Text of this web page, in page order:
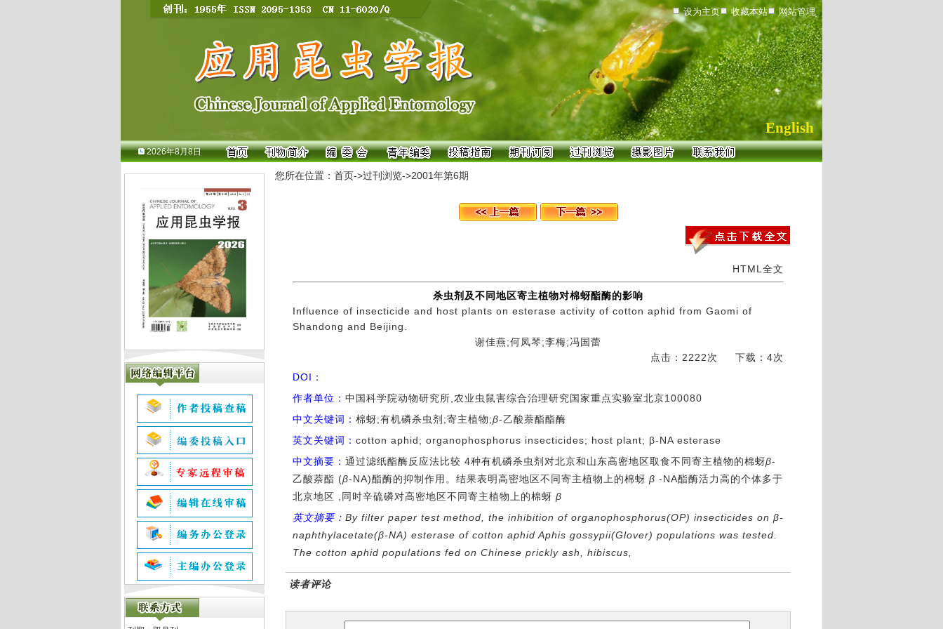
设为主页 收藏本站 网站管理
English
2026年8月8日
您所在位置： 首页->过刊浏览->2001年第6期
HTML全文
杀虫剂及不同地区寄主植物对棉蚜酯酶的影响
Influence of insecticide and host plants on esterase activity of cotton aphid from Gaomi of
Shandong and Beijing.
谢佳燕;何凤琴;李梅;冯国蕾
点击：2222次
下载：4次
DOI：
作者单位： 中国科学院动物研究所,农业虫鼠害综合治理研究国家重点实验室北京100080
中文关键词： 棉蚜;有机磷杀虫剂;寄主植物;β-乙酸萘酯酯酶
英文关键词： cotton aphid; organophosphorus insecticides; host plant; β-NA esterase
中文摘要： 通过滤纸酯酶反应法比较 4种有机磷杀虫剂对北京和山东高密地区取食不同寄主植物的棉蚜β-
乙酸萘酯 (β-NA)酯酶的抑制作用。结果表明高密地区不同寄主植物上的棉蚜 β -NA酯酶活力高的个体多于
北京地区 ,同时辛硫磷对高密地区不同寄主植物上的棉蚜 β
英文摘要： By filter paper test method, the inhibition of organophosphorus(OP) insecticides on β-
naphthylacetate(β-NA) esterase of cotton aphid Aphis gossypii(Glover) populations was tested.
The cotton aphid populations fed on Chinese prickly ash, hibiscus,
读者评论